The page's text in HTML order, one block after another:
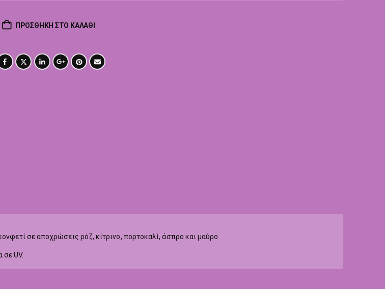
ΠΡΟΣΘΉΚΗ ΣΤΟ ΚΑΛΆΘΙ
σε αποχρώσεις ρόζ, κίτρινο, πορτοκαλί, άσπρο και μαύρο.
UV.